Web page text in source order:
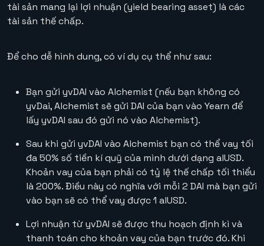
tài sản mang lại lợi nhuận (yield bearing asset) là các
tài sản thế chấp.
Để cho dễ hình dung, có ví dụ cụ thể như sau:
Bạn gửi yvDAI vào Alchemist (nếu bạn không có
yvDai, Alchemist sẽ gửi DAI của bạn vào Yearn để
lấy yvDAI sau đó gửi nó vào Alchemist).
Sau khi gửi yvDAI vào Alchemist bạn có thể vay tối
đa 50% số tiền kí quỹ của mình dưới dạng alUSD.
Khoản vay của bạn phải có tỷ lệ thế chấp tối thiểu
là 200%. Điều này có nghĩa với mỗi 2 DAI mà bạn gửi
vào bạn sẽ có thể vay được 1 alUSD.
Lợi nhuận từ yvDAI sẽ được thu hoạch định kì và
thanh toán cho khoản vay của bạn trước đó. Khi